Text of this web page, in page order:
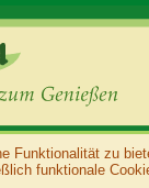
Funktionalität zu
funktionale